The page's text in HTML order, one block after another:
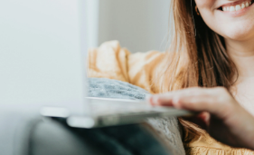
To cifret ganget med
to-cifret – plakat
Udgives af: Katrine Trantow Hejl
kr
Tilføj til kurv